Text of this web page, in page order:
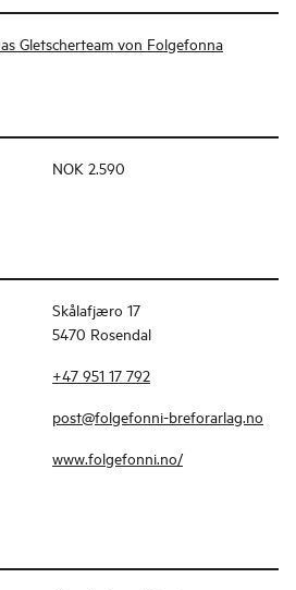
Gletscherteam von Folgefonna
NOK 2.590
Skålafjæro 17
5470 Rosendal
+47 951 17 792
post@folgefonni-breforarlag.no
www.folgefonni.no/